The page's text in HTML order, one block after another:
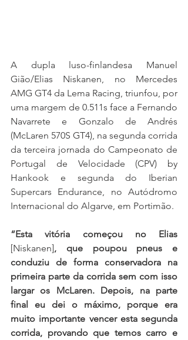
A dupla luso-finlandesa Manuel
Gião/Elias Niskanen, no Mercedes
AMG GT4 da Lema Racing, triunfou, por
uma margem de 0.511s face a Fernando
Navarrete e Gonzalo de Andrés
(McLaren 570S GT4), na segunda corrida
da terceira jornada do Campeonato de
Portugal de Velocidade (CPV) by
Hankook e segunda do Iberian
Supercars Endurance, no Autódromo
Internacional do Algarve, em Portimão.
[Niskanen], que poupou pneus e
conduziu de forma conservadora na
primeira parte da corrida sem com isso
largar os McLaren. Depois, na parte
final eu dei o máximo, porque era
muito importante vencer esta segunda
corrida, provando que temos carro e